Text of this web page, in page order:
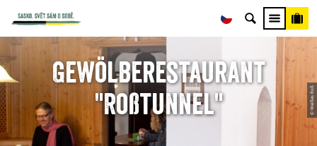
© Weißes Roß
Gewölberestaurant
"Roßtunnel"